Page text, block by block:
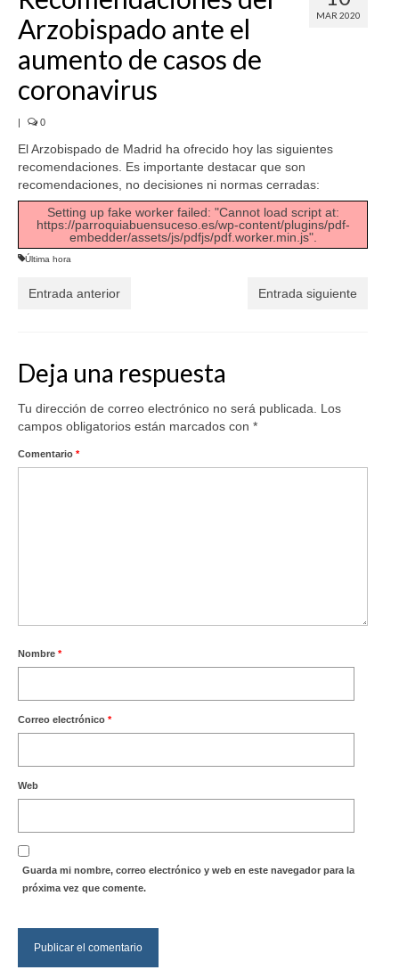
SERVICIOS
COF
BUENOS SUCESOS
MAR 2020
Arzobispado ante el
aumento de casos de
coronavirus
0
El Arzobispado de Madrid ha ofrecido hoy las siguientes
recomendaciones. Es importante destacar que son
recomendaciones, no decisiones ni normas cerradas:
Setting up fake worker failed: "Cannot load script at:
https://parroquiabuensuceso.es/wp-content/plugins/pdf-
embedder/assets/js/pdfjs/pdf.worker.min.js".
Última hora
Entrada anterior Entrada siguiente
Deja una respuesta
Tu dirección de correo electrónico no será publicada. Los
campos obligatorios están marcados con *
Comentario *
Nombre *
Correo electrónico *
Web
Guarda mi nombre, correo electrónico y web en este navegador para la
próxima vez que comente.